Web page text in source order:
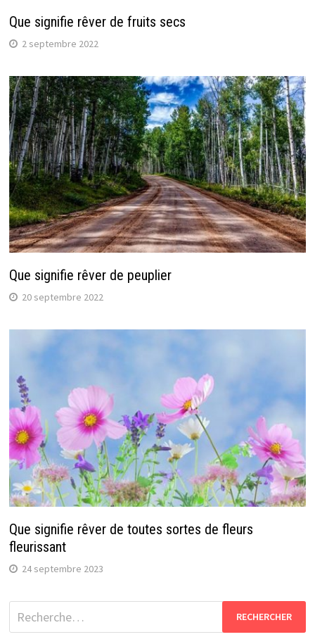
Que signifie rêver de fruits secs
2 septembre 2022
Que signifie rêver de peuplier
20 septembre 2022
Que signifie rêver de toutes sortes de fleurs
fleurissant
24 septembre 2023
Rechercher :